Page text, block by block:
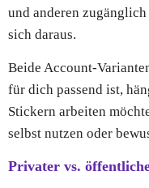
und anderen
sich daraus.
Beide Account-
für dich passend ist,
Stickern arbeiten
selbst nutzen oder
Privater vs.